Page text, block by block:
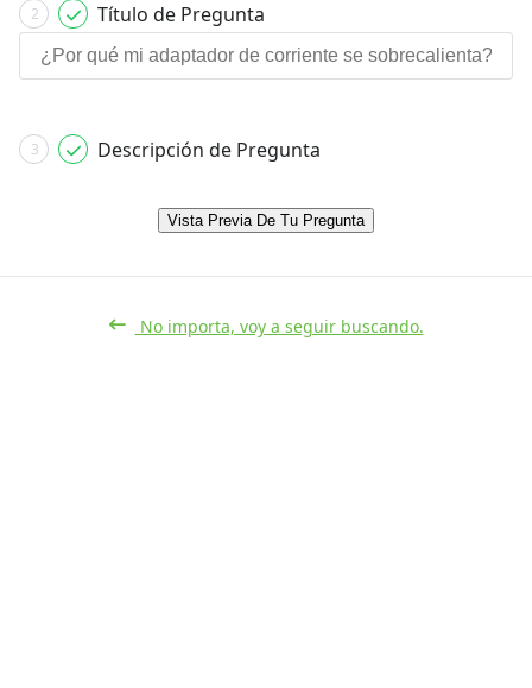
2 Título de Pregunta
3 Descripción de Pregunta
Vista Previa De Tu Pregunta
No importa, voy a seguir buscando.